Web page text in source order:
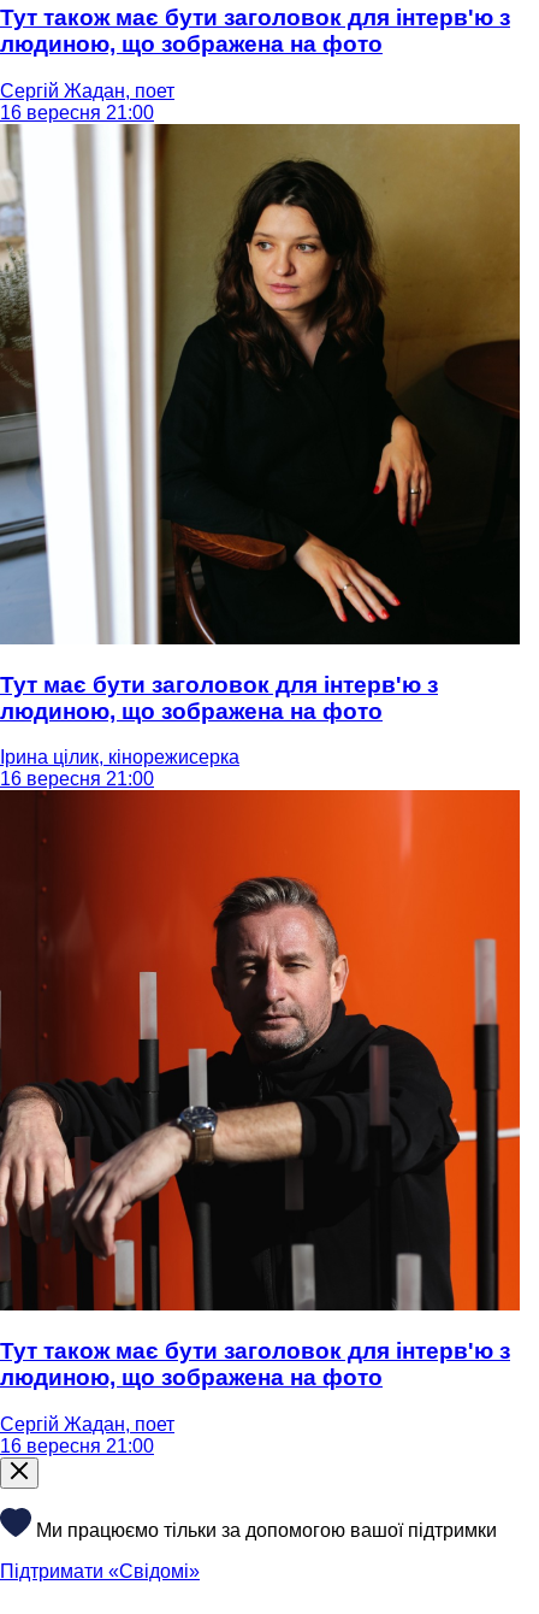
Тут також має бути заголовок для інтерв'ю з
людиною, що зображена на фото
Сергій Жадан, поет
16 вересня 21:00
Тут має бути заголовок для інтерв'ю з
людиною, що зображена на фото
Ірина цілик, кінорежисерка
16 вересня 21:00
Тут також має бути заголовок для інтерв'ю з
людиною, що зображена на фото
Сергій Жадан, поет
16 вересня 21:00
Ми працюємо тільки за допомогою вашої підтримки
Підтримати «Свідомі»